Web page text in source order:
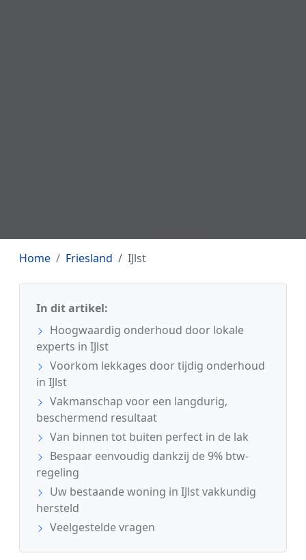
Home Friesland IJlst
In dit artikel:
Hoogwaardig onderhoud door lokale
experts in IJlst
Voorkom lekkages door tijdig onderhoud
in IJlst
Vakmanschap voor een langdurig,
beschermend resultaat
Van binnen tot buiten perfect in de lak
Bespaar eenvoudig dankzij de 9% btw-
regeling
Uw bestaande woning in IJlst vakkundig
hersteld
Veelgestelde vragen